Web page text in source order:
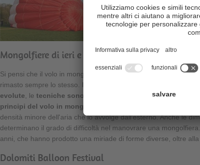
Mongolfiere di ieri e di oggi
Si pensi che il volo in mongolfiera è un'invenzione del 18° secolo
rimasto sempre lo stesso. In tutti gli anni trascorsi da questa
evolute , le tecniche sono state affinate
e i materiali sono
principi del volo in mongolfiera
. Ancora oggi, infatti, l'aria
densità minore dell'aria che lo avvolge dall'esterno. Anche le
determinano il grado di difficoltà nel manovrare una
anni, che hanno prodotto una miriade di forme diverse, oltre alla
Dolomiti Balloon Festival